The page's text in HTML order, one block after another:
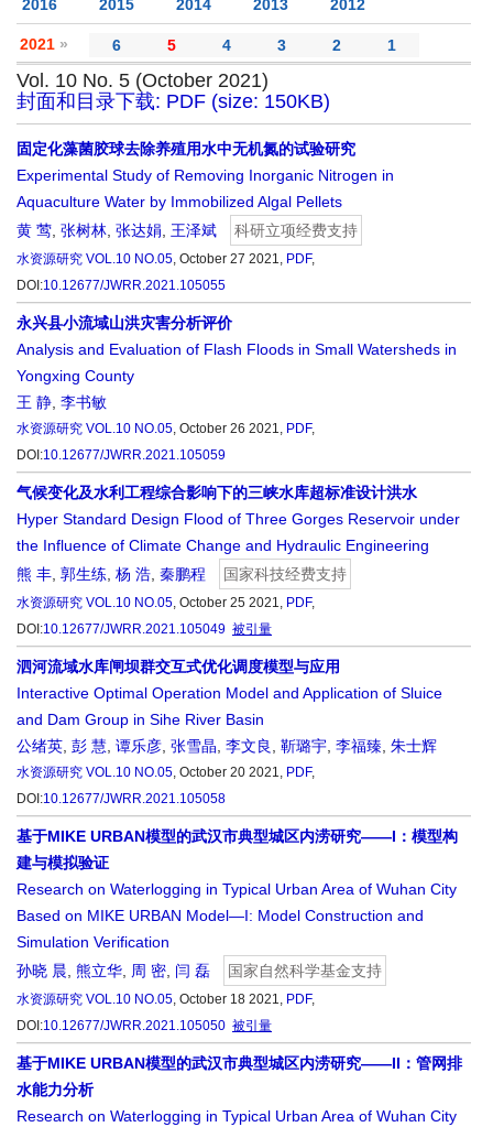
2016
2015 2014 2013 2012
2021 » 6 5 4 3 2 1
Vol. 10 No. 5 (October 2021)
封面和目录下载: PDF (size: 150KB)
固定化藻菌胶球去除养殖用水中无机氮的试验研究
Experimental Study of Removing Inorganic Nitrogen in
Aquaculture Water by Immobilized Algal Pellets
黄 莺 张树林 张达娟 王泽斌 科研立项经费支持
水资源研究 VOL.10 NO.05, October 27 2021, PDF,
DOI:10.12677/JWRR.2021.105055
永兴县小流域山洪灾害分析评价
Analysis and Evaluation of Flash Floods in Small Watersheds in
Yongxing County
王 静 李书敏
水资源研究 VOL.10 NO.05, October 26 2021, PDF,
DOI:10.12677/JWRR.2021.105059
气候变化及水利工程综合影响下的三峡水库超标准设计洪水
Hyper Standard Design Flood of Three Gorges Reservoir under
the Influence of Climate Change and Hydraulic Engineering
熊 丰 郭生练 杨 浩 秦鹏程 国家科技经费支持
水资源研究 VOL.10 NO.05, October 25 2021, PDF,
DOI:10.12677/JWRR.2021.105049 被引量
泗河流域水库闸坝群交互式优化调度模型与应用
Interactive Optimal Operation Model and Application of Sluice
and Dam Group in Sihe River Basin
公绪英 彭 慧 谭乐彦 张雪晶 李文良 靳璐宇 李福臻 朱士辉
水资源研究 VOL.10 NO.05, October 20 2021, PDF,
DOI:10.12677/JWRR.2021.105058
基于MIKE URBAN模型的武汉市典型城区内涝研究——I：模型构
建与模拟验证
Research on Waterlogging in Typical Urban Area of Wuhan City
Based on MIKE URBAN Model—I: Model Construction and
Simulation Verification
孙晓 晨 熊立华 周 密 闫 磊 国家自然科学基金支持
水资源研究 VOL.10 NO.05, October 18 2021, PDF,
DOI:10.12677/JWRR.2021.105050 被引量
基于MIKE URBAN模型的武汉市典型城区内涝研究——II：管网排
水能力分析
Research on Waterlogging in Typical Urban Area of Wuhan City